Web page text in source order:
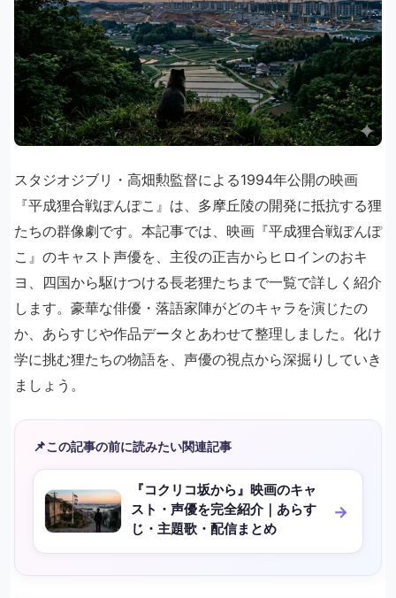
スタジオジブリ・高畑勲監督による1994年公開の映画
『平成狸合戦ぽんぽこ』は、多摩丘陵の開発に抵抗する狸
たちの群像劇です。本記事では、映画『平成狸合戦ぽんぽ
こ』のキャスト声優を、主役の正吉からヒロインのおキ
ヨ、四国から駆けつける長老狸たちまで一覧で詳しく紹介
します。豪華な俳優・落語家陣がどのキャラを演じたの
か、あらすじや作品データとあわせて整理しました。化け
学に挑む狸たちの物語を、声優の視点から深掘りしていき
ましょう。
📌この記事の前に読みたい関連記事
『コクリコ坂から』映画のキャ
スト・声優を完全紹介｜あらす
じ・主題歌・配信まとめ